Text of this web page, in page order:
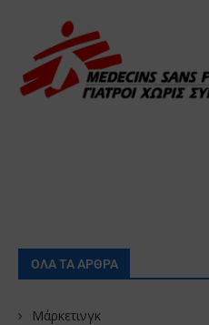
ΟΛΑ ΤΑ ΑΡΘΡΑ
Μάρκετινγκ